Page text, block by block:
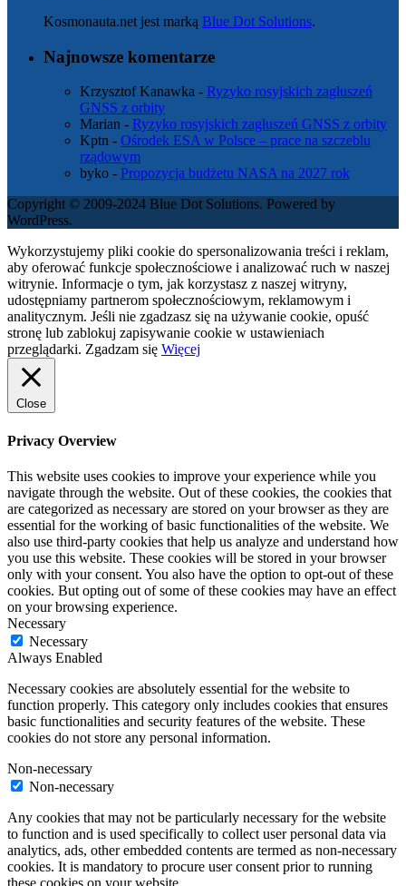
Kosmonauta.net jest marką Blue Dot Solutions.
Najnowsze komentarze
Krzysztof Kanawka - Ryzyko rosyjskich zagłuszeń
GNSS z orbity
Marian - Ryzyko rosyjskich zagłuszeń GNSS z orbity
Kptn - Ośrodek ESA w Polsce – prace na szczeblu
rządowym
byko - Propozycja budżetu NASA na 2027 rok
Copyright © 2009-2024 Blue Dot Solutions. Powered by
WordPress.
Wykorzystujemy pliki cookie do spersonalizowania treści i reklam,
aby oferować funkcje społecznościowe i analizować ruch w naszej
witrynie. Informacje o tym, jak korzystasz z naszej witryny,
udostępniamy partnerom społecznościowym, reklamowym i
analitycznym. Jeśli nie zgadzasz się na używanie cookie, opuść
stronę lub zablokuj zapisywanie cookie w ustawieniach
przeglądarki. Zgadzam się Więcej
Close
Privacy Overview
This website uses cookies to improve your experience while you
navigate through the website. Out of these cookies, the cookies that
are categorized as necessary are stored on your browser as they are
essential for the working of basic functionalities of the website. We
also use third-party cookies that help us analyze and understand how
you use this website. These cookies will be stored in your browser
only with your consent. You also have the option to opt-out of these
cookies. But opting out of some of these cookies may have an effect
on your browsing experience.
Necessary
Necessary
Always Enabled
Necessary cookies are absolutely essential for the website to
function properly. This category only includes cookies that ensures
basic functionalities and security features of the website. These
cookies do not store any personal information.
Non-necessary
Non-necessary
Any cookies that may not be particularly necessary for the website
to function and is used specifically to collect user personal data via
analytics, ads, other embedded contents are termed as non-necessary
cookies. It is mandatory to procure user consent prior to running
these cookies on your website.